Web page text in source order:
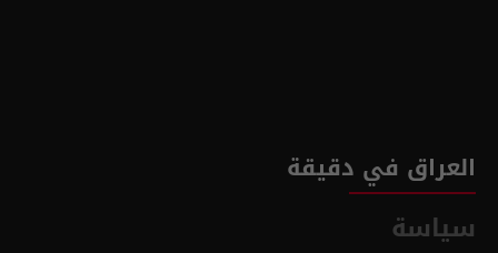
العراق في دقيقة
سياسة